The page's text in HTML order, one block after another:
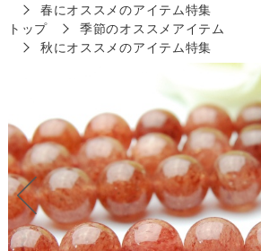
春にオススメのアイテム特集
トップ
季節のオススメアイテム
秋にオススメのアイテム特集